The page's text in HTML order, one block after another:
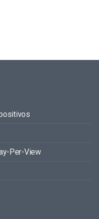
Per-View